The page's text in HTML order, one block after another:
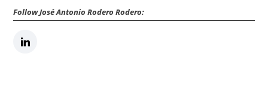
Follow José Antonio Rodero Rodero: